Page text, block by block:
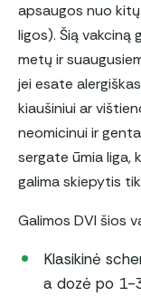
apsaugos nuo
ligos). Šią vakciną
metų ir
jei esate
kiaušiniui ar
neomicinui ir
sergate ūmia liga,
galima skiepytis
Galimos DVI šios
Klasikinė
a dozė po 1-